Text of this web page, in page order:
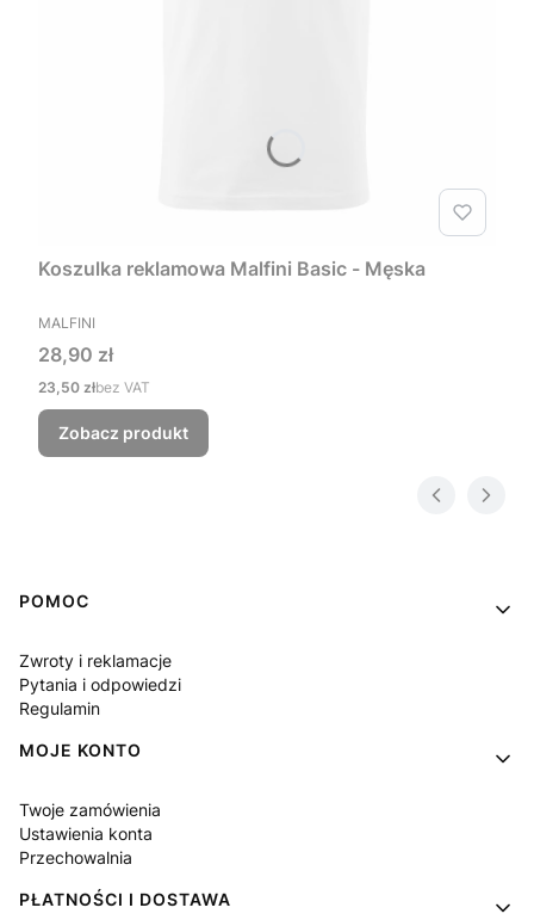
Koszulka reklamowa Malfini Basic - Męska
PRODUCENT
MALFINI
Cena
28,90 zł
Cena
23,50 złbez VAT
Zobacz produkt
Linki w stopce
POMOC
Zwroty i reklamacje
Pytania i odpowiedzi
Regulamin
MOJE KONTO
Twoje zamówienia
Ustawienia konta
Przechowalnia
PŁATNOŚCI I DOSTAWA